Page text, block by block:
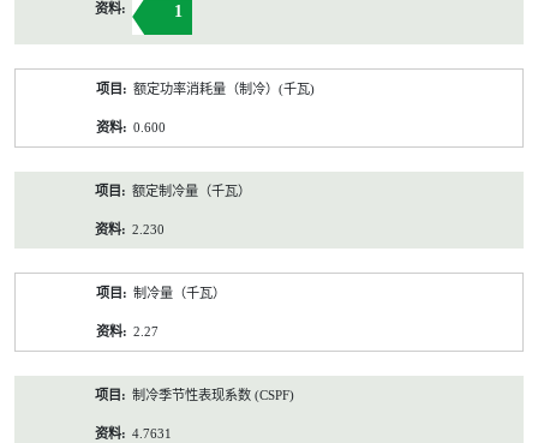
1
额定功率消耗量（制冷）(千瓦)
0.600
额定制冷量（千瓦）
2.230
制冷量（千瓦）
2.27
制冷季节性表现系数 (CSPF)
4.7631